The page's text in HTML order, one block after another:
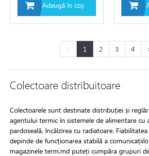
Adaugă în coș
< 1 2 3 4
Colectoare distribuitoare
Colectoarele sunt destinate distribuției și
agentului termic în sistemele de alimentare cu
pardoseală, încălzirea cu radiatoare.
depinde de funcționarea stabilă a
magazinele term.md puteți cumpăra grupuri